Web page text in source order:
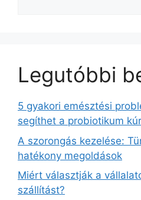
Legutóbbi
5 gyakori emésztési
segíthet a probiotikum
A szorongás kezelése:
hatékony megoldások
Miért választják a
szállítást?